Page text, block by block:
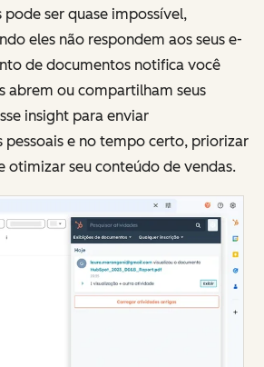
ser quase impossível,
eles não respondem aos seus e-
de documentos notifica você
abrem ou compartilham seus
insight para enviar
pessoais e no tempo certo, priorizar
otimizar seu conteúdo de vendas.